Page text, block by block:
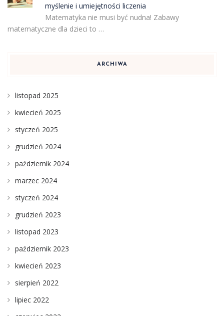
myślenie i umiejętności liczenia
Matematyka nie musi być nudna! Zabawy
matematyczne dla dzieci to …
ARCHIWA
listopad 2025
kwiecień 2025
styczeń 2025
grudzień 2024
październik 2024
marzec 2024
styczeń 2024
grudzień 2023
listopad 2023
październik 2023
kwiecień 2023
sierpień 2022
lipiec 2022